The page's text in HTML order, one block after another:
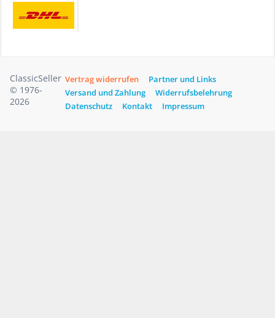
ClassicSeller
© 1976-
2026
Vertrag widerrufen
Partner und Links
Versand und Zahlung
Widerrufsbelehrung
Datenschutz
Kontakt Impressum